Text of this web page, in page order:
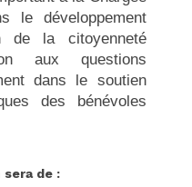
le développement
de la citoyenneté
aux questions
dans le soutien
des bénévoles
sera de :